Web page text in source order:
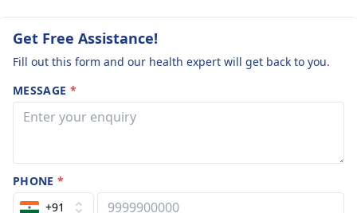
Get Free Assistance!
Fill out this form and our health expert will get back to you.
MESSAGE *
PHONE*
+91